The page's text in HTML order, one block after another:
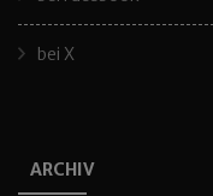
bei X
ARCHIV